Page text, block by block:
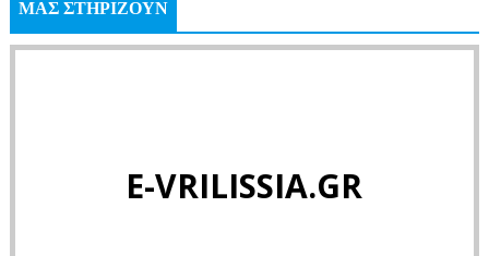
ΜΑΣ ΣΤΗΡΙΖΟΥΝ
E-VRILISSIA.GR